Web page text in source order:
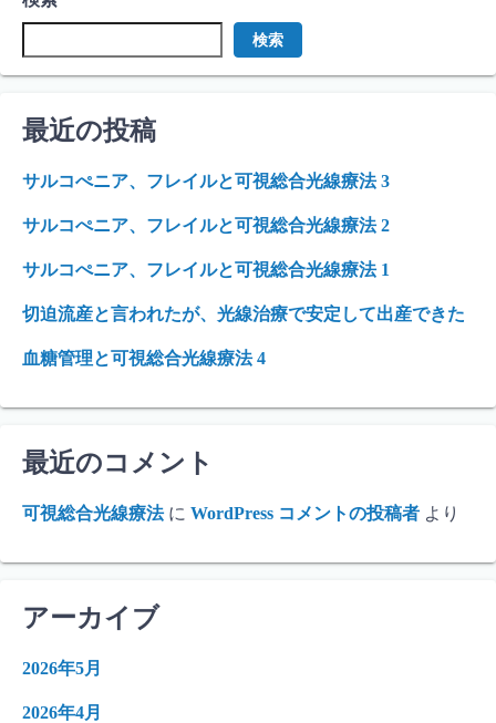
検索
最近の投稿
サルコぺニア、フレイルと可視総合光線療法 3
サルコぺニア、フレイルと可視総合光線療法 2
サルコぺニア、フレイルと可視総合光線療法 1
切迫流産と言われたが、光線治療で安定して出産できた
血糖管理と可視総合光線療法 4
最近のコメント
可視総合光線療法に WordPress コメントの投稿者 より
アーカイブ
2026年5月
2026年4月